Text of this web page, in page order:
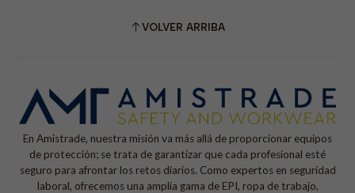
VOLVER ARRIBA
En Amistrade, nuestra misión va más allá de proporcionar equipos
de protección; se trata de garantizar que cada profesional esté
seguro para afrontar los retos diarios. Como expertos en seguridad
laboral, ofrecemos una amplia gama de EPI, ropa de trabajo,